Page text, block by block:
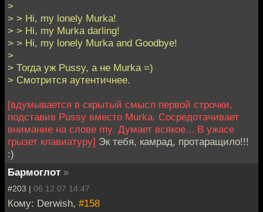
>
> > Hi, my lonely Murka!
> > Hi, my Murka darling!
> > Hi, my lonely Murka and Goodbye!
>
> Тогда уж Pussy, а не Murka =)
> Смотрится аутентичнее.
[вдумывается в скрытый смысл первой строчки,
подставив Pussy вместо Murka. Сосредотачивает
внимание на слове my. Думает всякое... В ужасе
грызет клавиатуру] Эк тебя, камрад, протаращило!!!
:)
Бармоглот »
#203 | 06.12.07 14:47
Кому: Derwish, #158